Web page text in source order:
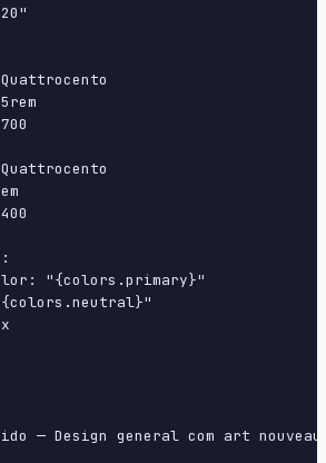
"{colors.primary}"
— Design general com art